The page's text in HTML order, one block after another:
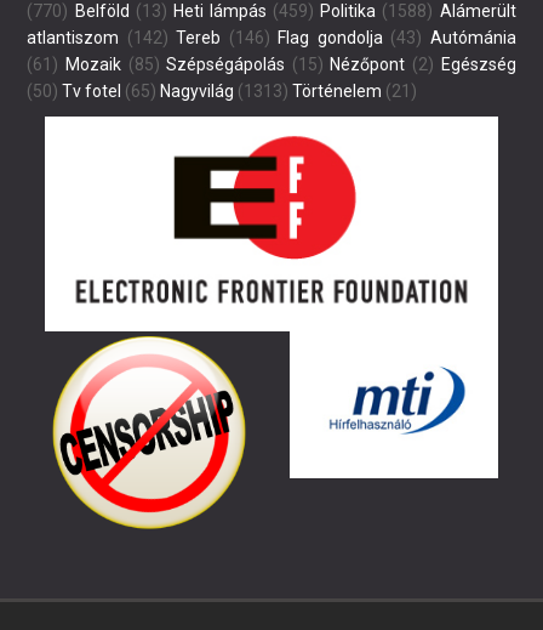
(770) Belföld (13) Heti lámpás (459) Politika (1588) Alámerült
atlantiszom (142) Tereb (146) Flag gondolja(43) Autómánia
(61) Mozaik (85) Szépségápolás (15) Nézőpont (2) Egészség
(50) Tv fotel (65) Nagyvilág (1313) Történelem (21)